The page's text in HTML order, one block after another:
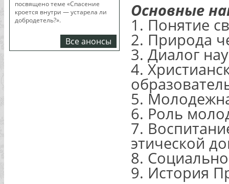
посвящено теме «Спасение
кроется внутри — устарела ли
добродетель?».
Все анонсы
Основные
1. Понятие
2. Природа
3. Диалог
4.
5.
6. Роль
7.
этической
8.
9. История